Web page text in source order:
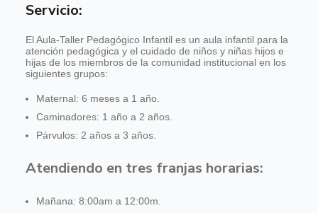
Servicio:
El Aula-Taller Pedagógico Infantil es un aula infantil para la
atención pedagógica y el cuidado de niños y niñas hijos e
hijas de los miembros de la comunidad institucional en los
siguientes grupos:
Maternal: 6 meses a 1 año.
Caminadores: 1 año a 2 años.
Párvulos: 2 años a 3 años.
Atendiendo en tres franjas horarias:
Mañana: 8:00am a 12:00m.